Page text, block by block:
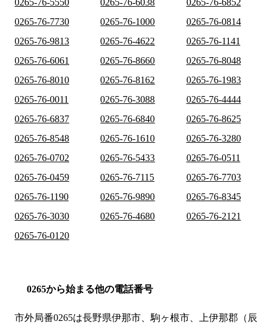
0265-76-5550
0265-76-6038
0265-76-6852
0265-76-7730
0265-76-1000
0265-76-0814
0265-76-9813
0265-76-4622
0265-76-1141
0265-76-6061
0265-76-8660
0265-76-8048
0265-76-8010
0265-76-8162
0265-76-1983
0265-76-0011
0265-76-3088
0265-76-4444
0265-76-6837
0265-76-6840
0265-76-8625
0265-76-8548
0265-76-1610
0265-76-3280
0265-76-0702
0265-76-5433
0265-76-0511
0265-76-0459
0265-76-7115
0265-76-7703
0265-76-1190
0265-76-9890
0265-76-8345
0265-76-3030
0265-76-4680
0265-76-2121
0265-76-0120
0265から始まる他の電話番号
市外局番0265は長野県伊那市、駒ヶ根市、上伊那郡（辰